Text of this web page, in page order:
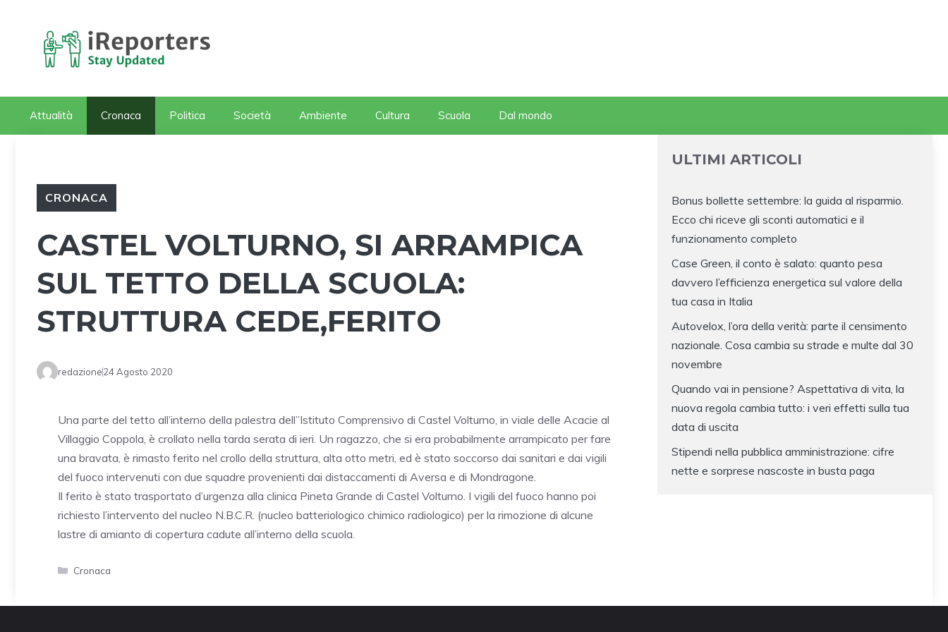
contenuto
Attualità Cronaca Politica Società Ambiente Cultura Scuola Dal mondo
CRONACA
CASTEL VOLTURNO, SI ARRAMPICA
SUL TETTO DELLA SCUOLA:
STRUTTURA CEDE,FERITO
redazione24 Agosto 2020
Una parte del tetto all’interno della palestra dell”Istituto Comprensivo di Castel Volturno, in viale delle Acacie al
Villaggio Coppola, è crollato nella tarda serata di ieri. Un ragazzo, che si era probabilmente arrampicato per fare
una bravata, è rimasto ferito nel crollo della struttura, alta otto metri, ed è stato soccorso dai sanitari e dai vigili
del fuoco intervenuti con due squadre provenienti dai distaccamenti di Aversa e di Mondragone.
Il ferito è stato trasportato d’urgenza alla clinica Pineta Grande di Castel Volturno. I vigili del fuoco hanno poi
richiesto l’intervento del nucleo N.B.C.R. (nucleo batteriologico chimico radiologico) per la rimozione di alcune
lastre di amianto di copertura cadute all’interno della scuola.
Categorie
Cronaca
ULTIMI ARTICOLI
Bonus bollette settembre: la guida al risparmio.
Ecco chi riceve gli sconti automatici e il
funzionamento completo
Case Green, il conto è salato: quanto pesa
davvero l’efficienza energetica sul valore della
tua casa in Italia
Autovelox, l’ora della verità: parte il censimento
nazionale. Cosa cambia su strade e multe dal 30
novembre
Quando vai in pensione? Aspettativa di vita, la
nuova regola cambia tutto: i veri effetti sulla tua
data di uscita
Stipendi nella pubblica amministrazione: cifre
nette e sorprese nascoste in busta paga